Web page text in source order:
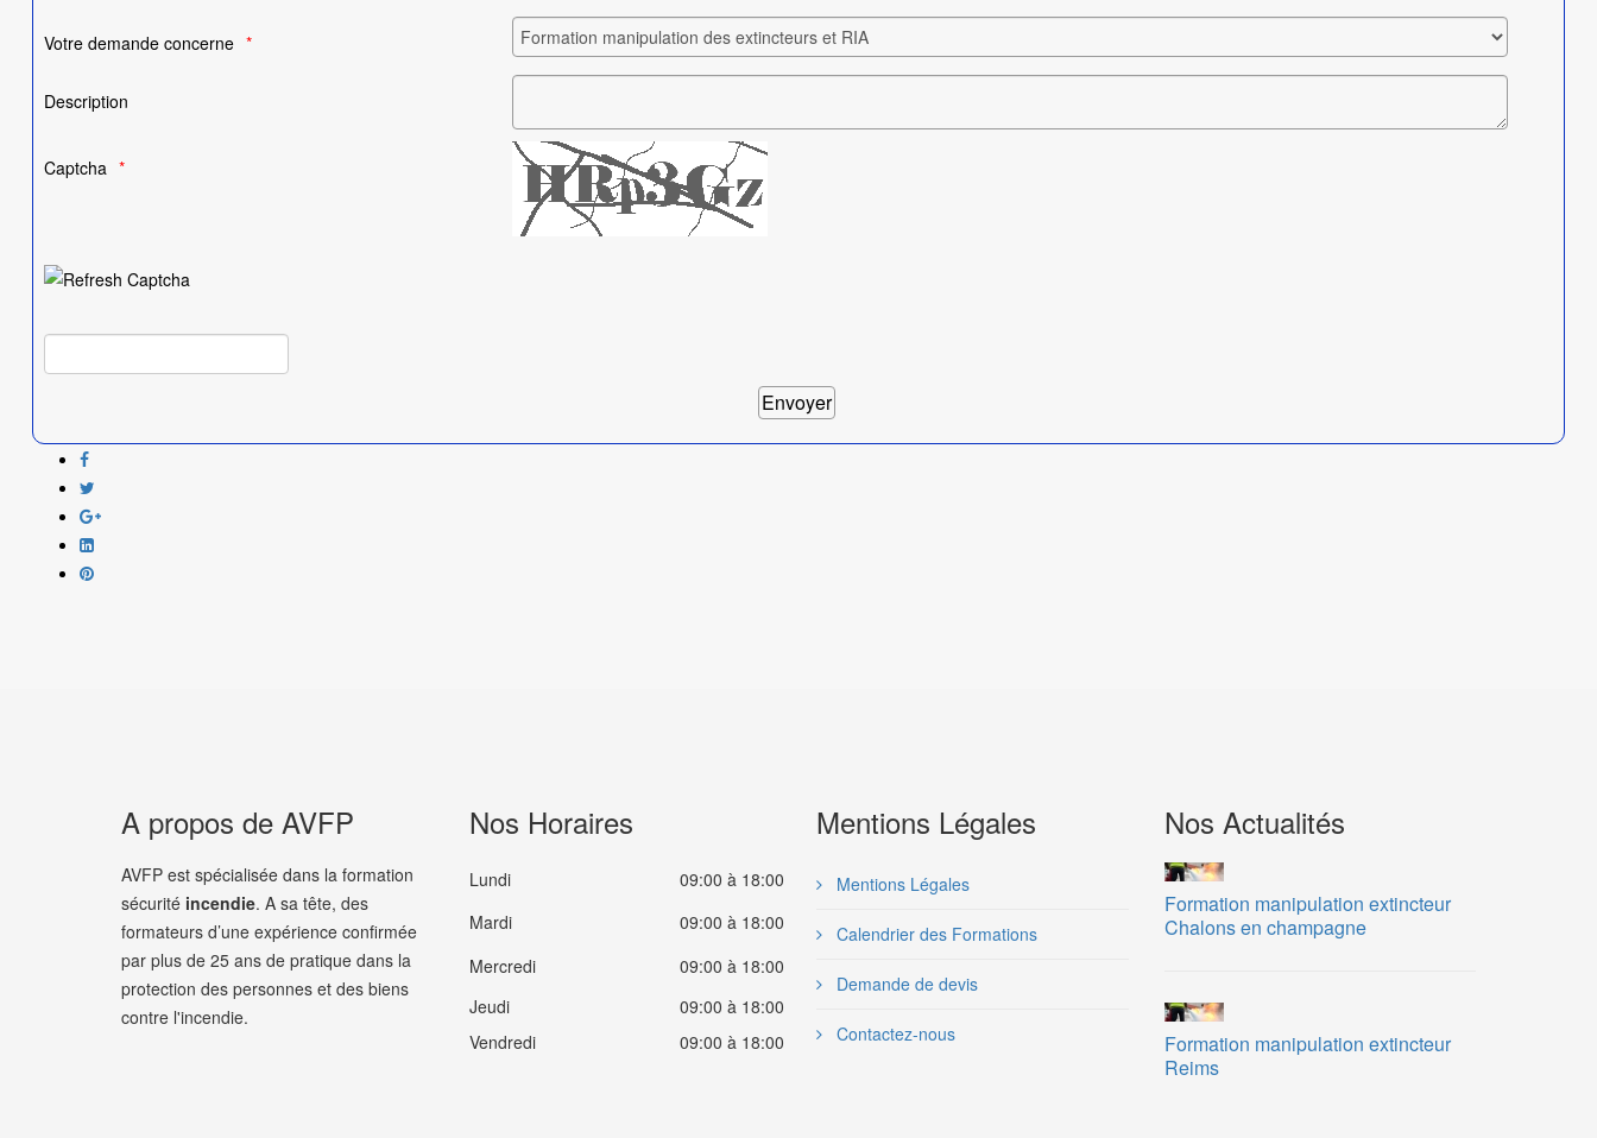
Votre demande concerne
Description
Captcha
A propos de AVFP
AVFP est spécialisée dans la formation
sécurité incendie. A sa tête, des
formateurs d’une expérience confirmée
par plus de 25 ans de pratique dans la
protection des personnes et des biens
contre l'incendie.
Nos Horaires
Lundi
09:00 à 18:00
Mardi
09:00 à 18:00
Mercredi
09:00 à 18:00
Jeudi
09:00 à 18:00
Vendredi
09:00 à 18:00
Mentions Légales
Mentions Légales
Calendrier des Formations
Demande de devis
Contactez-nous
Nos Actualités
Formation manipulation extincteur
Chalons en champagne
Formation manipulation extincteur
Reims